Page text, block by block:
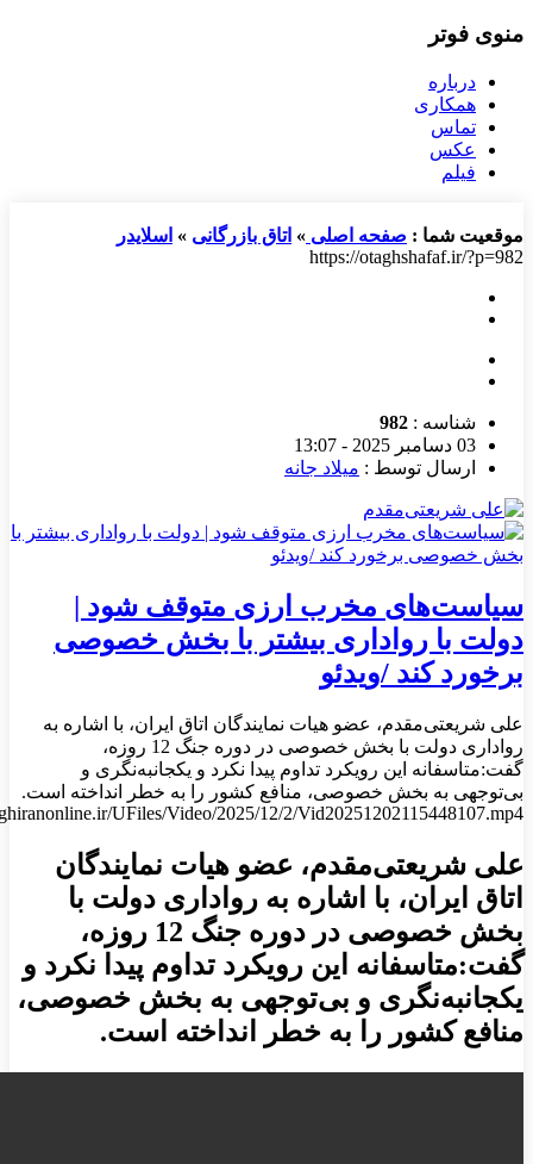
منوی فوتر
درباره
همکاری
تماس
عکس
فیلم
موقعیت شما : صفحه اصلی » اتاق بازرگانی » اسلایدر
https://otaghshafaf.ir/?p=982
شناسه : 982
03 دسامبر 2025 - 13:07
ارسال توسط : میلاد جانه
سیاست‌های مخرب ارزی متوقف شود |
دولت با رواداری بیشتر با بخش خصوصی
برخورد کند /ویدئو
علی شریعتی‌مقدم، عضو هیات نمایندگان اتاق ایران، با اشاره به
رواداری دولت با بخش خصوصی در دوره جنگ 12 روزه،
گفت:متاسفانه این رویکرد تداوم پیدا نکرد و یکجانبه‌نگری و
بی‌توجهی به بخش خصوصی، منافع کشور را به خطر انداخته است.
UFiles/Video/2025/12/2/Vid20251202115448107.mp4
علی شریعتی‌مقدم، عضو هیات نمایندگان
اتاق ایران، با اشاره به رواداری دولت با
بخش خصوصی در دوره جنگ 12 روزه،
گفت:متاسفانه این رویکرد تداوم پیدا نکرد و
یکجانبه‌نگری و بی‌توجهی به بخش خصوصی،
منافع کشور را به خطر انداخته است.